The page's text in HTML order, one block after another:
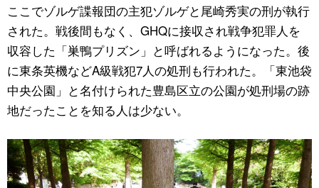
ここでゾルゲ諜報団の主犯ゾルゲと尾崎秀実の刑が執行
された。戦後間もなく、GHQに接収され戦争犯罪人を
収容した「巣鴨プリズン」と呼ばれるようになった。後
に東条英機などA級戦犯7人の処刑も行われた。「東池袋
中央公園」と名付けられた豊島区立の公園が処刑場の跡
地だったことを知る人は少ない。